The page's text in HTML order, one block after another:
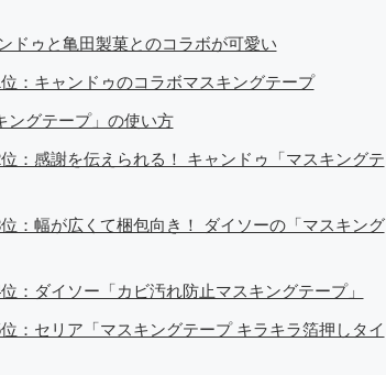
マアプリは生活のインフラになる」という考えを持つ。ま
アプリが家計の救世主になりえると考え、業者とは違う視
ドゥと亀田製菓とのコラボが可愛い
：キャンドゥのコラボマスキングテープ
ングテープ」の使い方
：感謝を伝えられる！ キャンドゥ「マスキングテ
：幅が広くて梱包向き！ ダイソーの「マスキング
：ダイソー「カビ汚れ防止マスキングテープ」
：セリア「マスキングテープ キラキラ箔押しタイ